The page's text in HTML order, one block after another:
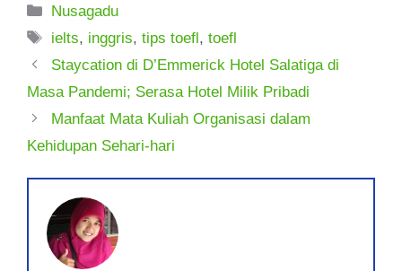
Kategori
Nusagadu
Tag
ielts, inggris,tips toefl,toefl
Staycation di D’Emmerick Hotel Salatiga di
Masa Pandemi; Serasa Hotel Milik Pribadi
Manfaat Mata Kuliah Organisasi dalam
Kehidupan Sehari-hari